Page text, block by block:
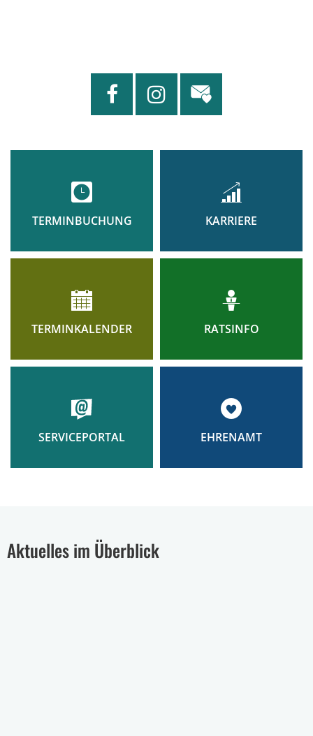
TERMINBUCHUNG KARRIERE
TERMINKALENDER RATSINFO
SERVICEPORTAL EHRENAMT
Aktuelles im Überblick